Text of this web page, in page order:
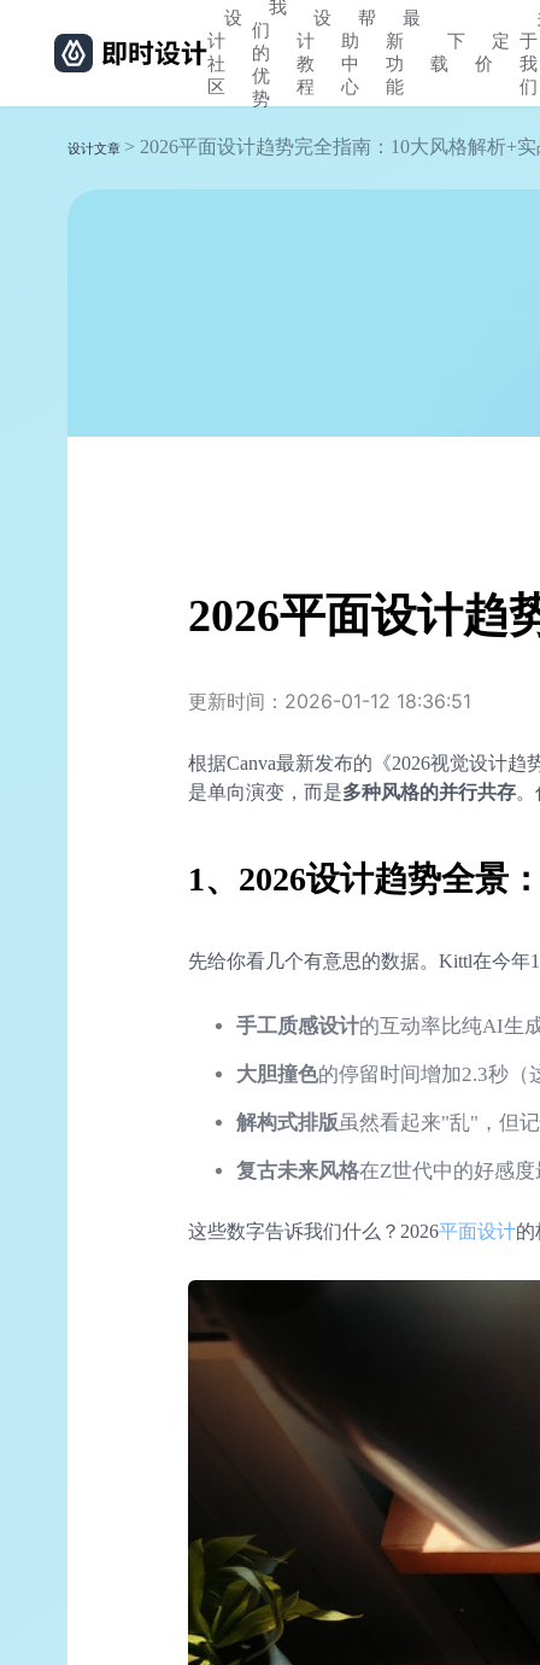
设
计
社
区
我
们
的
优
势
设
计
教
程
帮
助
中
心
最
新
功
能
下
载
定
价
于
我
们
设计文章 > 2026平面设计趋势完全指南：10大风格解析+
2026平面设计趋
更新时间：2026-01-12 18:36:51
根据Canva最新发布的《2026视觉设计趋
是单向演变，而是多种风格的并行共存
1、2026设计趋势全景
先给你看几个有意思的数据。Kittl在今年
手工质感设计的互动率比纯AI生
大胆撞色的停留时间增加2.3秒（
解构式排版虽然看起来"乱"，但
复古未来风格在Z世代中的好感
这些数字告诉我们什么？2026平面设计的